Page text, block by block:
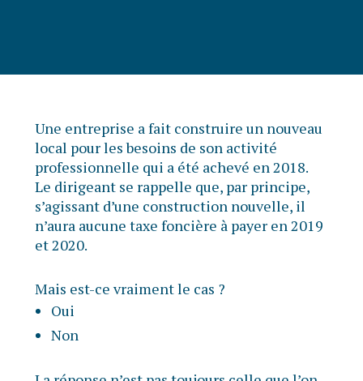
Une entreprise a fait construire un nouveau
local pour les besoins de son activité
professionnelle qui a été achevé en 2018.
Le dirigeant se rappelle que, par principe,
s’agissant d’une construction nouvelle, il
n’aura aucune taxe foncière à payer en 2019
et 2020.
Mais est-ce vraiment le cas ?
Oui
Non